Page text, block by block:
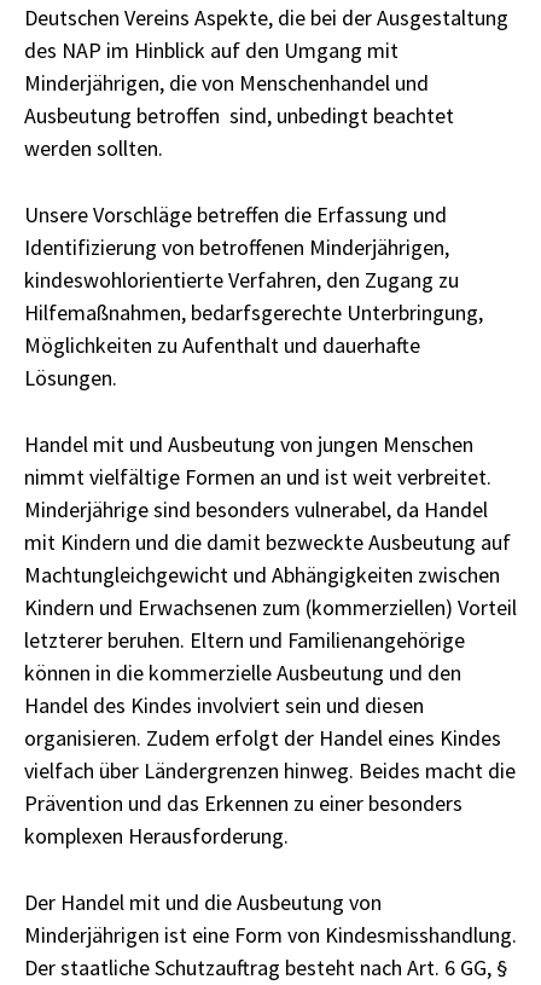
Deutschen Vereins Aspekte, die bei der Ausgestaltung
des NAP im Hinblick auf den Umgang mit
Minderjährigen, die von Menschenhandel und
Ausbeutung betroffen sind, unbedingt beachtet
werden sollten.
Unsere Vorschläge betreffen die Erfassung und
Identifizierung von betroffenen Minderjährigen,
kindeswohlorientierte Verfahren, den Zugang zu
Hilfemaßnahmen, bedarfsgerechte Unterbringung,
Möglichkeiten zu Aufenthalt und dauerhafte
Lösungen.
Handel mit und Ausbeutung von jungen Menschen
nimmt vielfältige Formen an und ist weit verbreitet.
Minderjährige sind besonders vulnerabel, da Handel
mit Kindern und die damit bezweckte Ausbeutung auf
Machtungleichgewicht und Abhängigkeiten zwischen
Kindern und Erwachsenen zum (kommerziellen) Vorteil
letzterer beruhen. Eltern und Familienangehörige
können in die kommerzielle Ausbeutung und den
Handel des Kindes involviert sein und diesen
organisieren. Zudem erfolgt der Handel eines Kindes
vielfach über Ländergrenzen hinweg. Beides macht die
Prävention und das Erkennen zu einer besonders
komplexen Herausforderung.
Der Handel mit und die Ausbeutung von
Minderjährigen ist eine Form von Kindesmisshandlung.
Der staatliche Schutzauftrag besteht nach Art. 6 GG, §